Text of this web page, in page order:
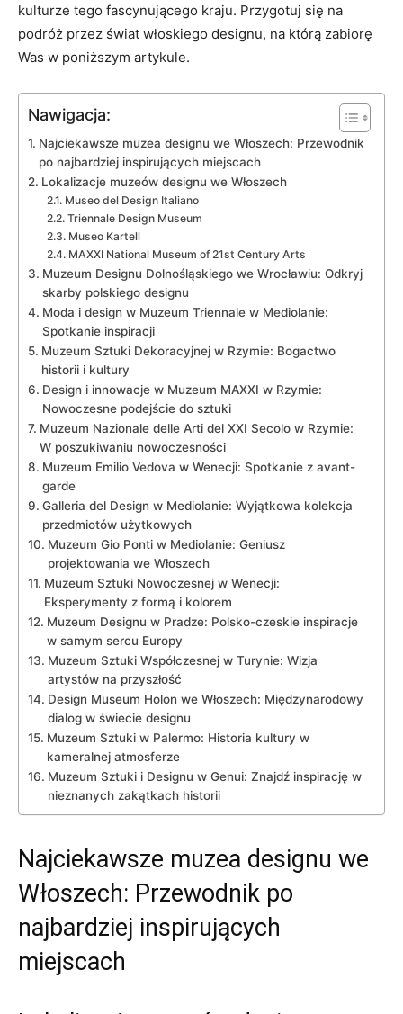
kulturze tego fascynującego‌ kraju. Przygotuj się na‌
podróż przez świat włoskiego designu, na ‍którą zabiorę
‌Was w poniższym artykule.
Nawigacja:
Najciekawsze⁢ muzea designu we Włoszech: Przewodnik
po najbardziej inspirujących miejscach
Lokalizacje ⁤muzeów designu ‌we Włoszech
Museo ‌del Design Italiano
Triennale Design Museum
Museo Kartell
MAXXI National Museum⁤ of 21st Century Arts
Muzeum Designu Dolnośląskiego ​we Wrocławiu: ⁢Odkryj‌
skarby​ polskiego designu
Moda i design w⁢ Muzeum Triennale ⁢w Mediolanie:
Spotkanie inspiracji
Muzeum‌ Sztuki Dekoracyjnej w⁢ Rzymie:‍ Bogactwo
historii i kultury
Design i ​innowacje⁣ w​ Muzeum MAXXI w Rzymie:​
Nowoczesne ‍podejście do sztuki
Muzeum⁤ Nazionale⁤ delle Arti​ del XXI Secolo‍ w Rzymie:
W poszukiwaniu nowoczesności
Muzeum Emilio Vedova w Wenecji: Spotkanie z ‌avant-
garde
Galleria del ⁣Design w Mediolanie: Wyjątkowa kolekcja
przedmiotów użytkowych
Muzeum Gio Ponti w ‍Mediolanie:⁤ Geniusz
projektowania we Włoszech
Muzeum‍ Sztuki ​Nowoczesnej ⁣w ‌Wenecji:
Eksperymenty z‍ formą i ⁤kolorem
Muzeum Designu w Pradze: ‍Polsko-czeskie inspiracje
w samym sercu Europy
Muzeum⁣ Sztuki Współczesnej w ⁢Turynie: Wizja
‍artystów na‍ przyszłość
Design ⁣Museum Holon we ‍Włoszech: ⁣Międzynarodowy
dialog⁣ w⁢ świecie designu
Muzeum Sztuki ⁢w​ Palermo: ‌Historia kultury w
⁤kameralnej ​atmosferze
Muzeum Sztuki i Designu ⁢w Genui: Znajdź inspirację w
‌nieznanych‍ zakątkach historii
Najciekawsze⁢ muzea designu we
Włoszech: Przewodnik po
najbardziej inspirujących
miejscach